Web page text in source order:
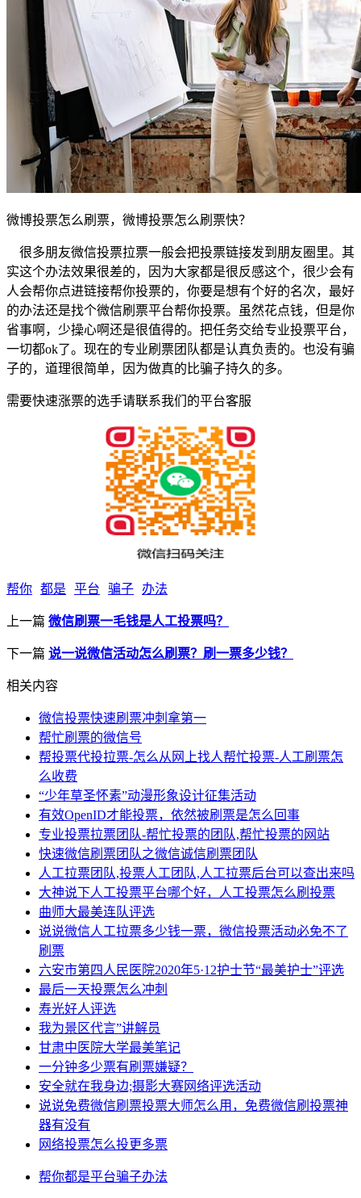
微博投票怎么刷票，微博投票怎么刷票快？
很多朋友微信投票拉票一般会把投票链接发到朋友圈里。其
实这个办法效果很差的，因为大家都是很反感这个，很少会有
人会帮你点进链接帮你投票的，你要是想有个好的名次，最好
的办法还是找个微信刷票平台帮你投票。虽然花点钱，但是你
省事啊，少操心啊还是很值得的。把任务交给专业投票平台，
一切都ok了。现在的专业刷票团队都是认真负责的。也没有骗
子的，道理很简单，因为做真的比骗子持久的多。
需要快速涨票的选手请联系我们的平台客服
帮你 都是 平台 骗子 办法
上一篇 微信刷票一毛钱是人工投票吗？
下一篇 说一说微信活动怎么刷票？刷一票多少钱？
相关内容
微信投票快速刷票冲刺拿第一
帮忙刷票的微信号
帮投票代投拉票-怎么从网上找人帮忙投票-人工刷票怎
么收费
“少年草圣怀素”动漫形象设计征集活动
有效OpenID才能投票，依然被刷票是怎么回事
专业投票拉票团队-帮忙投票的团队,帮忙投票的网站
快速微信刷票团队之微信诚信刷票团队
人工拉票团队,投票人工团队,人工拉票后台可以查出来吗
大神说下人工投票平台哪个好，人工投票怎么刷投票
曲师大最美连队评选
说说微信人工拉票多少钱一票，微信投票活动必免不了
刷票
六安市第四人民医院2020年5·12护士节“最美护士”评选
最后一天投票怎么冲刺
寿光好人评选
我为景区代言”讲解员
甘肃中医院大学最美笔记
一分钟多少票有刷票嫌疑？
安全就在我身边;摄影大赛网络评选活动
说说免费微信刷票投票大师怎么用，免费微信刷投票神
器有没有
网络投票怎么投更多票
帮你都是平台骗子办法